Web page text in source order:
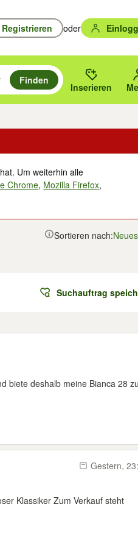
Registrieren oder
und mit Eingabetaste
zu suchen, oder Vorschläge
gewählten Orts oder PLZ.
Finden
Inserieren
Um weiterhin alle
Chrome, Mozilla Firefox,
Sortieren nach:
Suchauftrag
biete deshalb meine Bianca 28
Gestern,
Klassiker Zum Verkauf steht